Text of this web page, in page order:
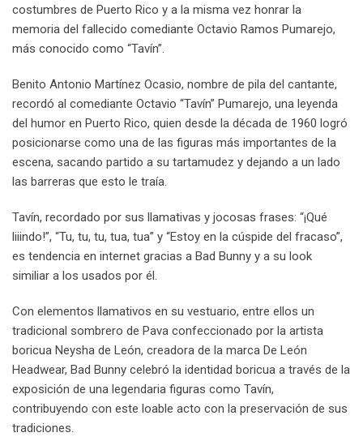
costumbres de Puerto Rico y a la misma vez honrar la
memoria del fallecido comediante Octavio Ramos Pumarejo,
más conocido como “Tavín”.
Benito Antonio Martínez Ocasio, nombre de pila del cantante,
recordó al comediante Octavio “Tavín” Pumarejo, una leyenda
del humor en Puerto Rico, quien desde la década de 1960 logró
posicionarse como una de las figuras más importantes de la
escena, sacando partido a su tartamudez y dejando a un lado
las barreras que esto le traía.
Tavín, recordado por sus llamativas y jocosas frases: “¡Qué
liiindo!”, “Tu, tu, tu, tua, tua” y “Estoy en la cúspide del fracaso”,
es tendencia en internet gracias a Bad Bunny y a su look
similiar a los usados por él.
Con elementos llamativos en su vestuario, entre ellos un
tradicional sombrero de Pava confeccionado por la artista
boricua Neysha de León, creadora de la marca De León
Headwear, Bad Bunny celebró la identidad boricua a través de la
exposición de una legendaria figuras como Tavín,
contribuyendo con este loable acto con la preservación de sus
tradiciones.